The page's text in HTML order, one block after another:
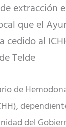
extracción
que el
cedido al
Telde
de
del